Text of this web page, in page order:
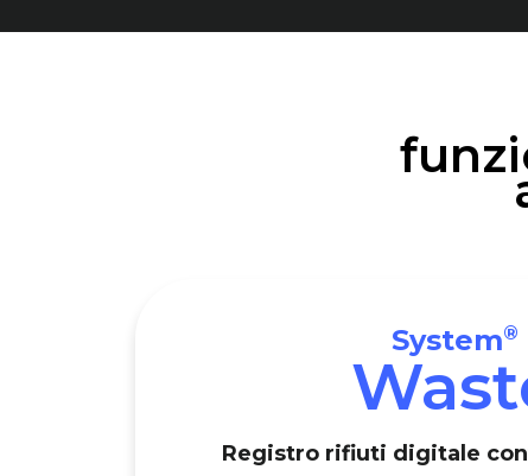
System®
Registro rifiuti digitale